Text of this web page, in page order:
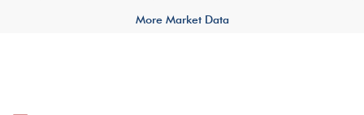
More Market Data